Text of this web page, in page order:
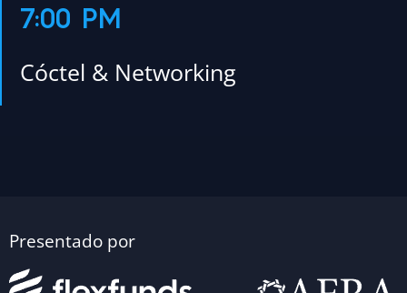
7:00 PM
Cóctel & Networking
Presentado por